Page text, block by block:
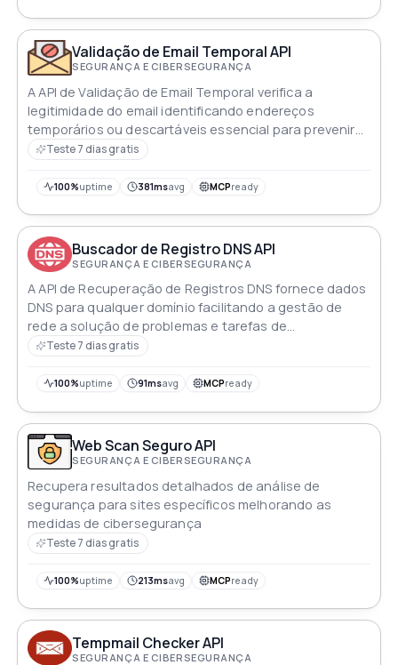
Validação de Email Temporal API
SEGURANÇA E CIBERSEGURANÇA
A API de Validação de Email Temporal verifica a
legitimidade do email identificando endereços
temporários ou descartáveis essencial para prevenir
spam e fraude
Teste 7 dias gratis
100%uptime 381msavg MCPready
Buscador de Registro DNS API
SEGURANÇA E CIBERSEGURANÇA
A API de Recuperação de Registros DNS fornece dados
DNS para qualquer domínio facilitando a gestão de
rede a solução de problemas e tarefas de
cibersegurança
Teste 7 dias gratis
100%uptime 91msavg MCPready
Web Scan Seguro API
SEGURANÇA E CIBERSEGURANÇA
Recupera resultados detalhados de análise de
segurança para sites específicos melhorando as
medidas de cibersegurança
Teste 7 dias gratis
100%uptime 213msavg MCPready
Tempmail Checker API
SEGURANÇA E CIBERSEGURANÇA